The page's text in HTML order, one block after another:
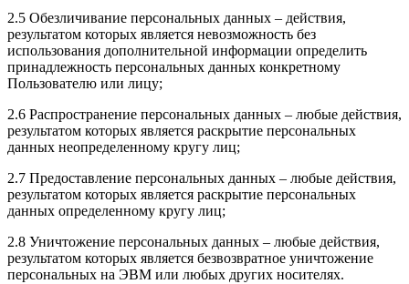
2.5 Обезличивание персональных данных – действия,
результатом которых является невозможность без
использования дополнительной информации определить
принадлежность персональных данных конкретному
Пользователю или лицу;
2.6 Распространение персональных данных – любые действия,
результатом которых является раскрытие персональных
данных неопределенному кругу лиц;
2.7 Предоставление персональных данных – любые действия,
результатом которых является раскрытие персональных
данных определенному кругу лиц;
2.8 Уничтожение персональных данных – любые действия,
результатом которых является безвозвратное уничтожение
персональных на ЭВМ или любых других носителях.